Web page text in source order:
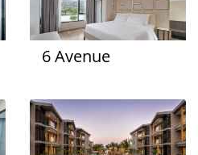
6 Avenue